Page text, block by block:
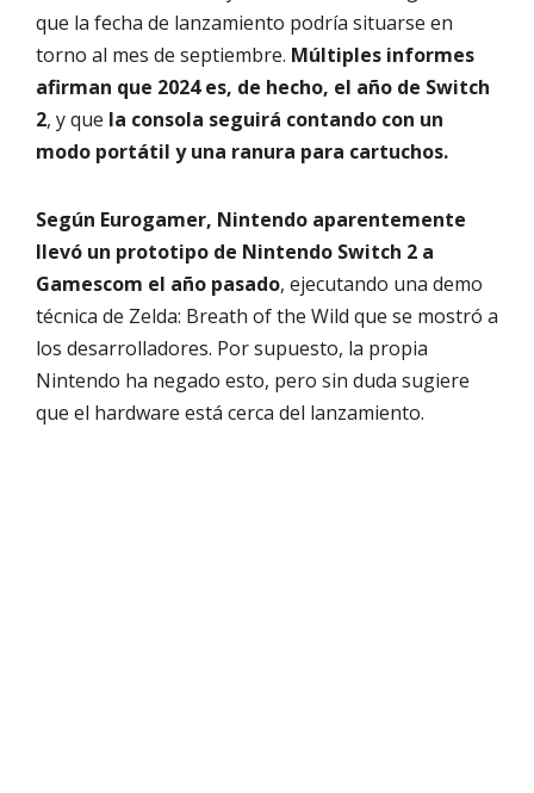
que la fecha de lanzamiento podría situarse en
torno al mes de septiembre. Múltiples informes
afirman que 2024 es, de hecho, el año de Switch
2, y que la consola seguirá contando con un
modo portátil y una ranura para cartuchos.
Según Eurogamer, Nintendo aparentemente
llevó un prototipo de Nintendo Switch 2 a
Gamescom el año pasado, ejecutando una demo
técnica de Zelda: Breath of the Wild que se mostró a
los desarrolladores. Por supuesto, la propia
Nintendo ha negado esto, pero sin duda sugiere
que el hardware está cerca del lanzamiento.